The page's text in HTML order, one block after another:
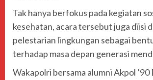
Tak hanya berfokus pada kegiatan
kesehatan, acara tersebut juga diisi
pelestarian lingkungan sebagai
terhadap masa depan generasi
Wakapolri bersama alumni Akpol